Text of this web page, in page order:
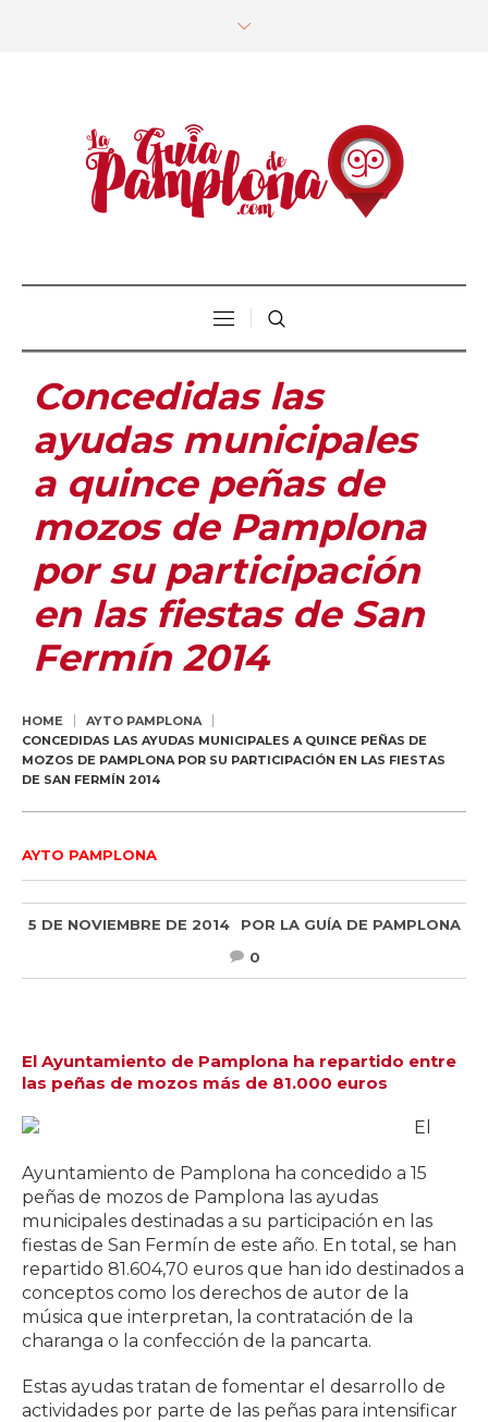
Concedidas las
ayudas municipales
a quince peñas de
mozos de Pamplona
por su participación
en las fiestas de San
Fermín 2014
HOME
AYTO PAMPLONA
CONCEDIDAS LAS AYUDAS MUNICIPALES A QUINCE PEÑAS DE
MOZOS DE PAMPLONA POR SU PARTICIPACIÓN EN LAS FIESTAS
DE SAN FERMÍN 2014
AYTO PAMPLONA
5 DE NOVIEMBRE DE 2014 POR LA GUÍA DE PAMPLONA
0
El Ayuntamiento de Pamplona ha repartido entre
las peñas de mozos más de 81.000 euros
El
Ayuntamiento de Pamplona ha concedido a 15
peñas de mozos de Pamplona las ayudas
municipales destinadas a su participación en las
fiestas de San Fermín de este año. En total, se han
repartido 81.604,70 euros que han ido destinados a
conceptos como los derechos de autor de la
música que interpretan, la contratación de la
charanga o la confección de la pancarta.
Estas ayudas tratan de fomentar el desarrollo de
actividades por parte de las peñas para intensificar